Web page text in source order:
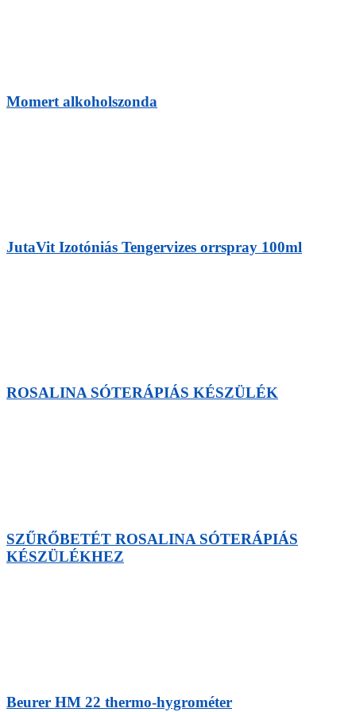
Momert alkoholszonda
JutaVit Izotóniás Tengervizes orrspray 100ml
ROSALINA SÓTERÁPIÁS KÉSZÜLÉK
SZŰRŐBETÉT ROSALINA SÓTERÁPIÁS
KÉSZÜLÉKHEZ
Beurer HM 22 thermo-hygrométer